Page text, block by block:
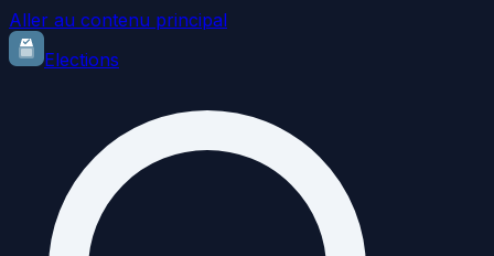
Aller au contenu principal
Elections